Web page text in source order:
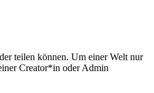
teilen können. Um einer Welt nur
Creator*in oder Admin